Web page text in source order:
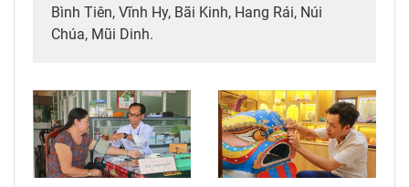
Bình Tiên, Vĩnh Hy, Bãi Kinh, Hang Rái, Núi
Chúa, Mũi Dinh.